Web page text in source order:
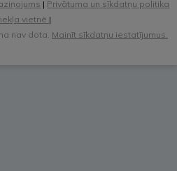
| Privātuma un sīkdatņu politika
vietnē |
nav dota. Mainīt sīkdatņu iestatījumus.